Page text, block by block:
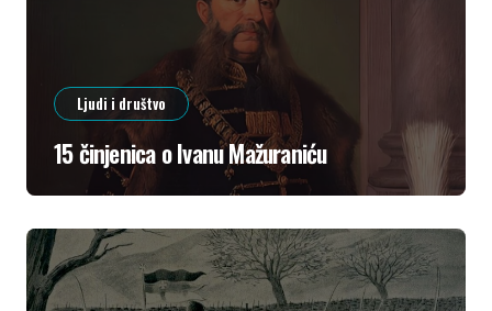
Ljudi i društvo
15 činjenica o Ivanu Mažuraniću